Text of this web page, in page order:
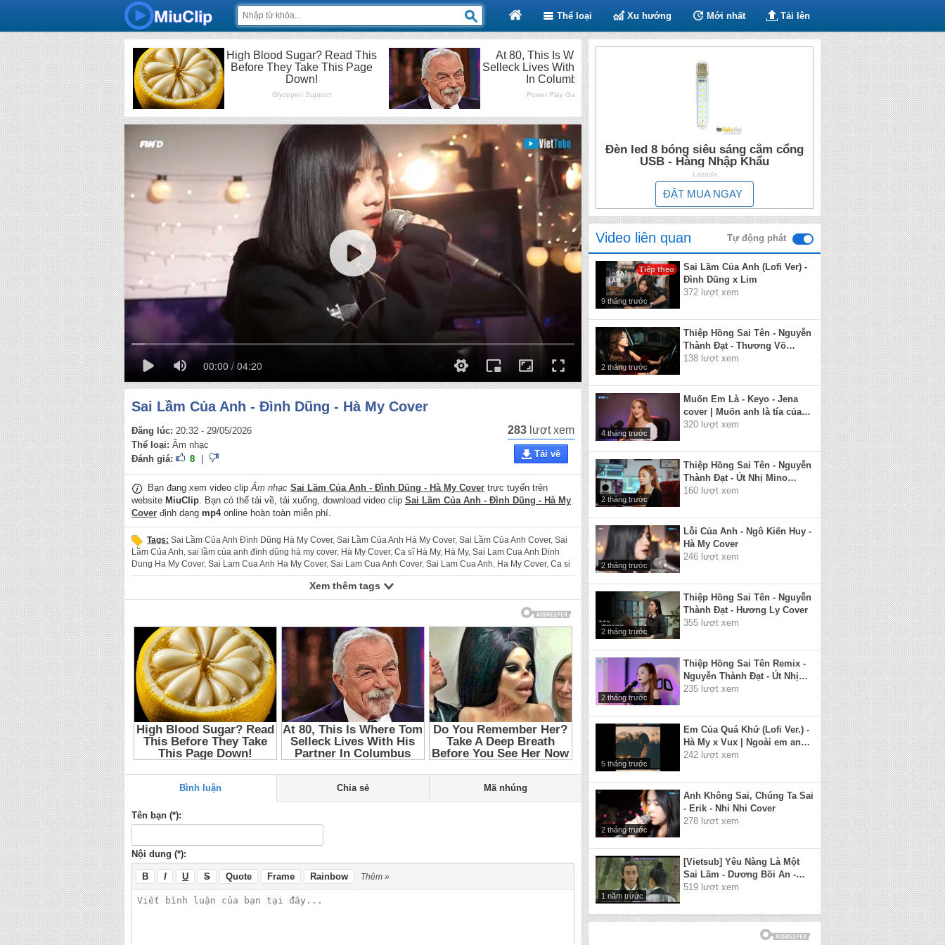
Thể loại Xu hướng Mới nhất Tải lên
00:00 / 04:20
Sai Lầm Của Anh - Đình Dũng - Hà My Cover
Đăng lúc: 20:32 - 29/05/2026
Thể loại: Âm nhạc
Đánh giá:
8
283 lượt xem
Tải về
Bạn đang xem video clipÂm nhạc Sai Lầm Của Anh - Đình Dũng - Hà My Cover trực tuyến trên
website MiuClip. Bạn có thể tải về, tải xuống, download video clip Sai Lầm Của Anh - Đình Dũng - Hà My
Cover định dạng mp4online hoàn toàn miễn phí.
Tags: Sai Lầm Của Anh Đình Dũng Hà My Cover, Sai Lầm Của Anh Hà My Cover, Sai Lầm Của Anh Cover, Sai
Lầm Của Anh, sai lầm của anh đình dũng hà my cover, Hà My Cover, Ca sĩ Hà My, Hà My, Sai Lam Cua Anh Dinh
Dung Ha My Cover, Sai Lam Cua Anh Ha My Cover, Sai Lam Cua Anh Cover, Sai Lam Cua Anh, Ha My Cover, Ca si
Ha My,Ha My
Xem thêm tags
Bình luận Chia sẻ Mã nhúng
Tên bạn (*):
Nội dung (*):
B I U S Quote Frame Rainbow Thêm »
Đèn led 8 bóng siêu sáng cắm cổng
USB - Hàng Nhập Khẩu
Lazada
ĐẶT MUA NGAY
Video liên quan Tự động phát
Tiếp theo
9 tháng trước
Sai Lầm Của Anh (Lofi Ver) -
Đình Dũng x Lim
372 lượt xem
2 tháng trước
Thiệp Hồng Sai Tên - Nguyễn
Thành Đạt - Thương Võ
Cover | Em viết thiệp hồng
138 lượt xem
4 tháng trước
Muốn Em Là - Keyo - Jena
cover | Muốn anh là tía của
con em ở sau này...
320 lượt xem
2 tháng trước
Thiệp Hồng Sai Tên - Nguyễn
Thành Đạt - Út Nhị Mino
Cover | Anh viết thiệp hồng
160 lượt xem
2 tháng trước
Lỗi Của Anh - Ngô Kiến Huy -
Hà My Cover
246 lượt xem
2 tháng trước
Thiệp Hồng Sai Tên - Nguyễn
Thành Đạt - Hương Ly Cover
355 lượt xem
2 tháng trước
Thiệp Hồng Sai Tên Remix -
Nguyễn Thành Đạt - Út Nhị
Mino Cover | Anh viết thiệp
235 lượt xem
5 tháng trước
Em Của Quá Khứ (Lofi Ver.) -
Hà My x Vux | Ngoài em anh
có những ai bên anh hiện
242 lượt xem
2 tháng trước
Anh Không Sai, Chúng Ta Sai
- Erik - Nhi Nhi Cover
278 lượt xem
1 năm trước
[Vietsub] Yêu Nàng Là Một
Sai Lầm - Dương Bồi An -
OST Lương Sơn Bá Chúc
519 lượt xem